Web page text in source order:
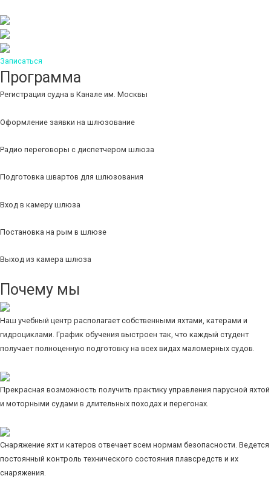
Записаться
Программа
Регистрация судна в Канале им. Москвы
Оформление заявки на шлюзование
Радио переговоры с диспетчером шлюза
Подготовка швартов для шлюзования
Вход в камеру шлюза
Постановка на рым в шлюзе
Выход из камера шлюза
Почему мы
Наш учебный центр располагает собственными яхтами, катерами и
гидроциклами. График обучения выстроен так, что каждый студент
получает полноценную подготовку на всех видах маломерных судов.
Прекрасная возможность получить практику управления парусной яхтой
и моторными судами в длительных походах и перегонах.
Снаряжение яхт и катеров отвечает всем нормам безопасности. Ведется
постоянный контроль технического состояния плавсредств и их
снаряжения.